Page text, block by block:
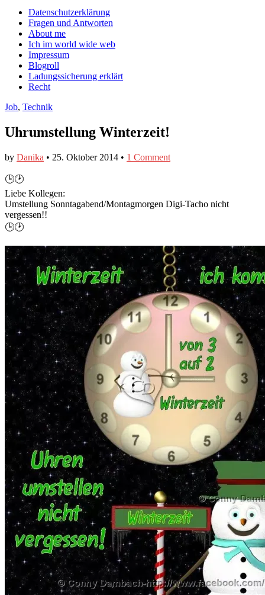
Facebook
anzeigen
Twitter
anzeigen
auf
Instagram
anzeigen
Main
menu
Skip
content
Datenschutzerklärung
Fragen und Antworten
About me
Ich im world wide web
Impressum
Blogroll
Ladungssicherung erklärt
Recht
Job, Technik
Uhrumstellung Winterzeit!
by Danika • 25. Oktober 2014 • 1 Comment
🕒🕑
Liebe Kollegen:
Umstellung Sonntagabend/Montagmorgen Digi-Tacho nicht
vergessen!!
🕒🕑